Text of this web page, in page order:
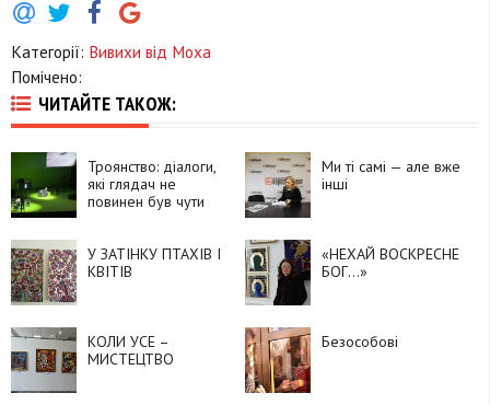
Категорії: Вивихи від Моха
Помічено:
ЧИТАЙТЕ ТАКОЖ:
Троянство: діалоги,
які глядач не
повинен був чути
Ми ті самі — але вже
інші
У ЗАТІНКУ ПТАХІВ І
КВІТІВ
«НЕХАЙ ВОСКРЕСНЕ
БОГ…»
КОЛИ УСЕ –
МИСТЕЦТВО
Безособові